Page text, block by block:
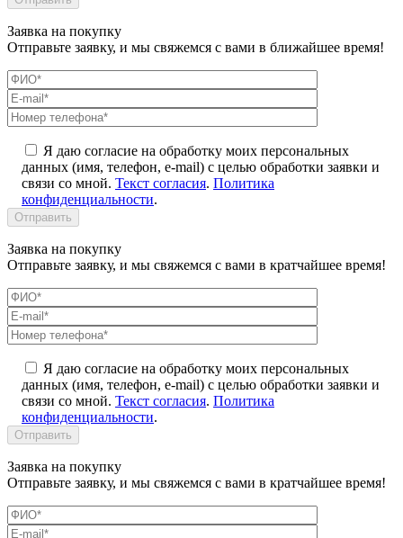
Заявка на покупку
Отправьте заявку, и мы свяжемся с вами в ближайшее время!
Я даю согласие на обработку моих персональных
данных (имя, телефон, e-mail) с целью обработки заявки и
связи со мной. Текст согласия. Политика
конфиденциальности.
Заявка на покупку
Отправьте заявку, и мы свяжемся с вами в кратчайшее время!
Я даю согласие на обработку моих персональных
данных (имя, телефон, e-mail) с целью обработки заявки и
связи со мной. Текст согласия. Политика
конфиденциальности.
Заявка на покупку
Отправьте заявку, и мы свяжемся с вами в кратчайшее время!